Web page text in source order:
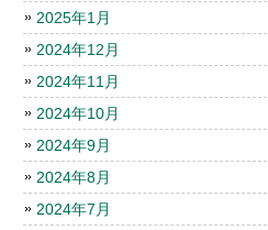
2025年1月
2024年12月
2024年11月
2024年10月
2024年9月
2024年8月
2024年7月